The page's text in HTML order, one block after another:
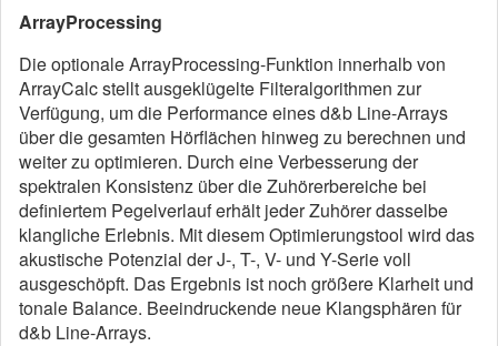
ArrayProcessing
Die optionale ArrayProcessing-Funktion innerhalb von
ArrayCalc stellt ausgeklügelte Filteralgorithmen zur
Verfügung, um die Performance eines d&b Line-Arrays
über die gesamten Hörflächen hinweg zu berechnen und
weiter zu optimieren. Durch eine Verbesserung der
spektralen Konsistenz über die Zuhörerbereiche bei
definiertem Pegelverlauf erhält jeder Zuhörer dasselbe
klangliche Erlebnis. Mit diesem Optimierungstool wird das
akustische Potenzial der J-, T-, V- und Y-Serie voll
ausgeschöpft. Das Ergebnis ist noch größere Klarheit und
tonale Balance. Beeindruckende neue Klangsphären für
d&b Line-Arrays.